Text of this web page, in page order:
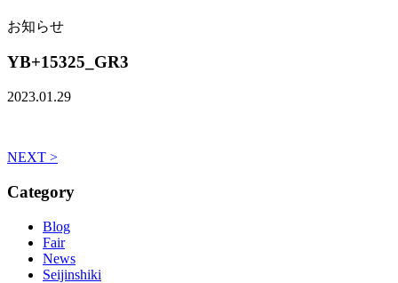
お知らせ
YB+15325_GR3
2023.01.29
NEXT >
Category
Blog
Fair
News
Seijinshiki